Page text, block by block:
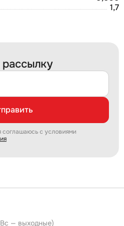
1,7
соглашаюсь с условиями
— выходные)